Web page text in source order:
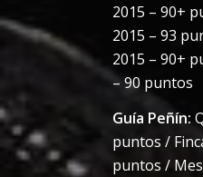
2015 – 90+
2015 – 93
2015 – 90+
– 90 puntos
Guía Peñín:
puntos /
puntos /